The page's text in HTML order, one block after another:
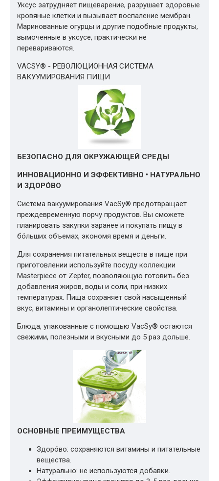
Уксус затрудняет пищеварение, разрушает здоровые
кровяные клетки и вызывает воспаление мембран.
Маринованные огурцы и другие подобные продукты,
вымоченные в уксусе, практически не
перевариваются.
VACSY® - РЕВОЛЮЦИОННАЯ СИСТЕМА
ВАКУУМИРОВАНИЯ ПИЩИ
БЕЗОПАСНО ДЛЯ ОКРУЖАЮЩЕЙ СРЕДЫ
ИННОВАЦИОННО И ЭФФЕКТИВНО • НАТУРАЛЬНО
И ЗДОРÓВО
Система вакуумирования VacSy® предотвращает
преждевременную порчу продуктов. Вы сможете
планировать закупки заранее и покупать пищу в
бóльших объемах, экономя время и деньги.
Для сохранения питательных веществ в пище при
приготовлении используйте посуду коллекции
Masterpiece от Zepter, позволяющую готовить без
добавления жиров, воды и соли, при низких
температурах. Пища сохраняет свой насыщенный
вкус, витамины и органолептические свойства.
Блюда, упакованные с помощью VacSy® остаются
свежими, полезными и вкусными до 5 раз дольше.
ОСНОВНЫЕ ПРЕИМУЩЕСТВА
Здорóво: сохраняются витамины и питательные
вещества.
Натурально: не используются добавки.